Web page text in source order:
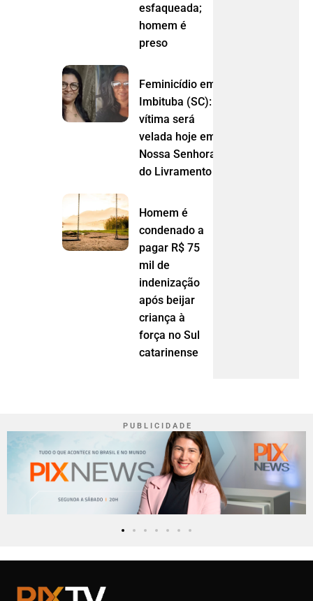
esfaqueada;
homem é
preso
Feminicídio em
Imbituba (SC):
vítima será
velada hoje em
Nossa Senhora
do Livramento (MT)
Homem é
condenado a
pagar R$ 75
mil de
indenização
após beijar
criança à
força no Sul
catarinense
P U B L I C I D A D E